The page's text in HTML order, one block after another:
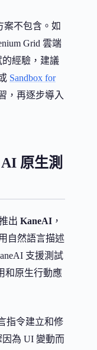
案不包含。如
Grid 雲端
經驗，建議
Sandbox for
，再逐步導入
原生測
出 KaneAI ，
自然語言描述
支援測試
和原生行動應
指令建立和修
為 UI 變動而